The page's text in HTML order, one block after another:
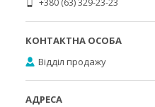
Відділ продажу